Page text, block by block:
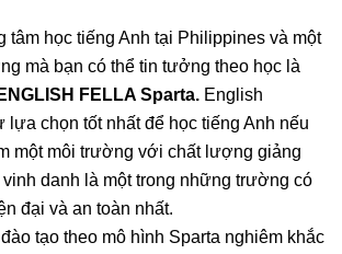
tâm học tiếng Anh tại Philippines và một
mà bạn có thể tin tưởng theo học là
ENGLISH FELLA Sparta. English
lựa chọn tốt nhất để học tiếng Anh nếu
một môi trường với chất lượng giảng
danh là một trong những trường có
đại và an toàn nhất.
tạo theo mô hình Sparta nghiêm khắc